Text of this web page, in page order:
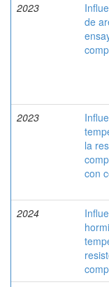
2023
de
2023
la
con
2024